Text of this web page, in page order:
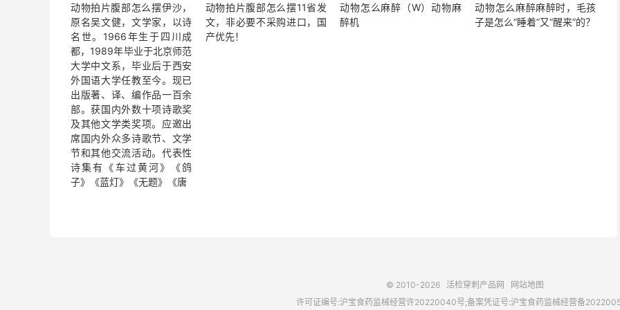
动物拍片腹部怎么摆​伊沙，
原名吴文健，文学家，以诗
名世。1966年生于四川成
都，1989年毕业于北京师范
大学中文系，毕业后于西安
外国语大学任教至今。现已
出版著、译、编作品一百余
部。获国内外数十项诗歌奖
及其他文学类奖项。应邀出
席国内外众多诗歌节、文学
节和其他交流活动。代表性
诗集有《车过黄河》《鸽
子》《蓝灯》《无题》《唐
动物拍片腹部怎么摆11省发
文，非必要不采购进口，国
产优先！
动物怎么麻醉（W）动物麻
醉机
动物怎么麻醉麻醉时，毛孩
子是怎么“睡着”又“醒来”的？
© 2010-2026 活检穿刺产品网
网站地图
许可证编号:沪宝食药监械经营许20220040号;备案凭证号:沪宝食药监械经营备